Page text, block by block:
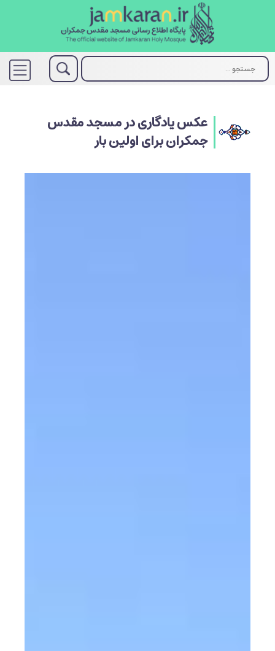
عکس یادگاری در مسجد مقدس
جمکران برای اولین بار